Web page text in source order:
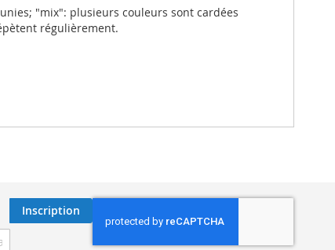
"mix": plusieurs couleurs sont cardées
régulièrement.
Inscription